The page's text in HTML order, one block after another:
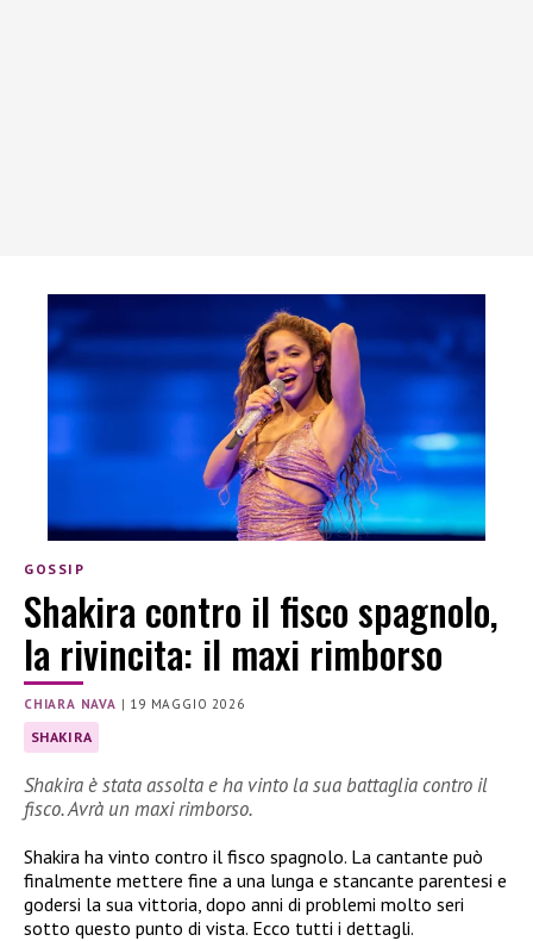
GOSSIP
Shakira contro il fisco spagnolo,
la rivincita: il maxi rimborso
CHIARA NAVA | 19 MAGGIO 2026
SHAKIRA
Shakira è stata assolta e ha vinto la sua battaglia contro il
fisco. Avrà un maxi rimborso.
Shakira ha vinto contro il fisco spagnolo. La cantante può
finalmente mettere fine a una lunga e stancante parentesi e
godersi la sua vittoria, dopo anni di problemi molto seri
sotto questo punto di vista. Ecco tutti i dettagli.